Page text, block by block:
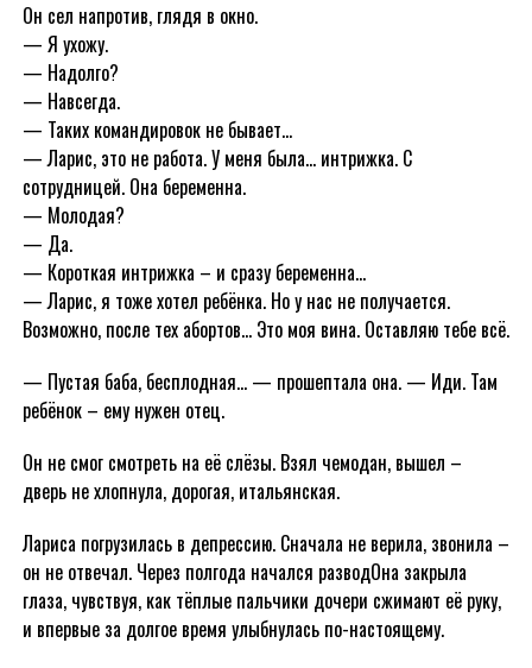
Он сел напротив, глядя в окно.
— Я ухожу.
— Надолго?
— Навсегда.
— Таких командировок не бывает…
— Ларис, это не работа. У меня была… интрижка. С
сотрудницей. Она беременна.
— Молодая?
— Да.
— Короткая интрижка – и сразу беременна…
— Ларис, я тоже хотел ребёнка. Но у нас не получается.
Возможно, после тех абортов… Это моя вина. Оставляю тебе всё.
— Пустая баба, бесплодная… — прошептала она. — Иди. Там
ребёнок – ему нужен отец.
Он не смог смотреть на её слёзы. Взял чемодан, вышел –
дверь не хлопнула, дорогая, итальянская.
Лариса погрузилась в депрессию. Сначала не верила, звонила –
он не отвечал. Через полгода начался разводОна закрыла
глаза, чувствуя, как тёплые пальчики дочери сжимают её руку,
и впервые за долгое время улыбнулась по-настоящему.